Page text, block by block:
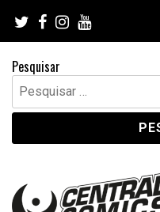
content
Pesquisar
Pesquisar
por: